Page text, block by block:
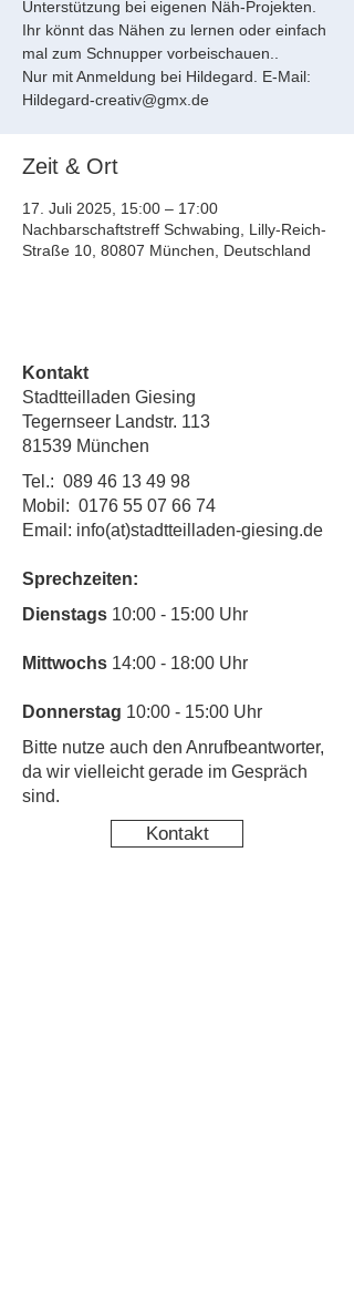
Unterstützung bei eigenen Näh-Projekten.
Ihr könnt das Nähen zu lernen oder einfach
mal zum Schnupper vorbeischauen..
Nur mit Anmeldung bei Hildegard. E-Mail:
Hildegard-creativ@gmx.de
Zeit & Ort
17. Juli 2025, 15:00 – 17:00
Nachbarschaftstreff Schwabing, Lilly-Reich-
Straße 10, 80807 München, Deutschland
Kontakt
Stadtteilladen Giesing
Tegernseer Landstr. 113
81539 München
Tel.: 089 46 13 49 98
Mobil: 0176 55 07 66 74
Email: info(at)stadtteilladen-giesing.de
Sprechzeiten:
​Dienstags 10:00 - 15:00 Uhr
Mittwochs 14:00 - 18:00 Uhr
Donnerstag 10:00 - 15:00 Uhr
​Bitte nutze auch den Anrufbeantworter,
da wir vielleicht gerade im Gespräch
sind.
Kontakt